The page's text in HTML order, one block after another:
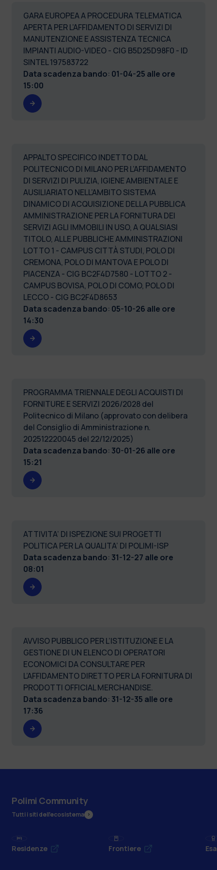
GARA EUROPEA A PROCEDURA TELEMATICA
APERTA PER L’AFFIDAMENTO DI SERVIZI DI
MANUTENZIONE E ASSISTENZA TECNICA
IMPIANTI AUDIO-VIDEO - CIG B5D25D98F0 - ID
SINTEL 197583722
Data scadenza bando: 01-04-25 alle ore
15:00
APPALTO SPECIFICO INDETTO DAL
POLITECNICO DI MILANO PER L’AFFIDAMENTO
DI SERVIZI DI PULIZIA, IGIENE AMBIENTALE E
AUSILIARIATO NELL’AMBITO SISTEMA
DINAMICO DI ACQUISIZIONE DELLA PUBBLICA
AMMINISTRAZIONE PER LA FORNITURA DEI
SERVIZI AGLI IMMOBILI IN USO, A QUALSIASI
TITOLO, ALLE PUBBLICHE AMMINISTRAZIONI
LOTTO 1 - CAMPUS CITTÀ STUDI, POLO DI
CREMONA, POLO DI MANTOVA E POLO DI
PIACENZA - CIG BC2F4D7580 - LOTTO 2 -
CAMPUS BOVISA, POLO DI COMO, POLO DI
LECCO - CIG BC2F4D8653
Data scadenza bando: 05-10-26 alle ore
14:30
PROGRAMMA TRIENNALE DEGLI ACQUISTI DI
FORNITURE E SERVIZI 2026/2028 del
Politecnico di Milano (approvato con delibera
del Consiglio di Amministrazione n.
202512220045 del 22/12/2025)
Data scadenza bando: 30-01-26 alle ore
15:21
ATTIVITA’ DI ISPEZIONE SUI PROGETTI
POLITICA PER LA QUALITA’ DI POLIMI-ISP
Data scadenza bando: 31-12-27 alle ore
08:01
AVVISO PUBBLICO PER L’ISTITUZIONE E LA
GESTIONE DI UN ELENCO DI OPERATORI
ECONOMICI DA CONSULTARE PER
L’AFFIDAMENTO DIRETTO PER LA FORNITURA DI
PRODOTTI OFFICIAL MERCHANDISE.
Data scadenza bando: 31-12-35 alle ore
17:36
Polimi Community
Tutti i siti dell’ecosistema
Residenze Frontiere